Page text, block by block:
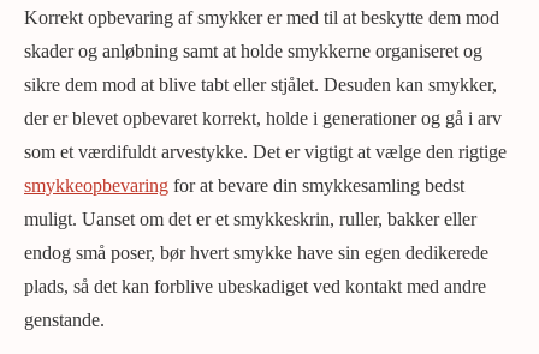
Korrekt opbevaring af smykker er med til at beskytte dem mod
skader og anløbning samt at holde smykkerne organiseret og
sikre dem mod at blive tabt eller stjålet. Desuden kan smykker,
der er blevet opbevaret korrekt, holde i generationer og gå i arv
som et værdifuldt arvestykke. Det er vigtigt at vælge den rigtige
smykkeopbevaring for at bevare din smykkesamling bedst
muligt. Uanset om det er et smykkeskrin, ruller, bakker eller
endog små poser, bør hvert smykke have sin egen dedikerede
plads, så det kan forblive ubeskadiget ved kontakt med andre
genstande.